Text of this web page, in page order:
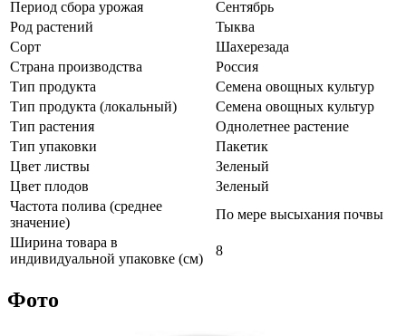
Период сбора урожая
Сентябрь
Род растений
Тыква
Сорт
Шахерезада
Страна производства
Россия
Тип продукта
Семена овощных культур
Тип продукта (локальный)
Семена овощных культур
Тип растения
Однолетнее растение
Тип упаковки
Пакетик
Цвет листвы
Зеленый
Цвет плодов
Зеленый
Частота полива (среднее
значение)
По мере высыхания почвы
Ширина товара в
индивидуальной упаковке (см)
8
Фото